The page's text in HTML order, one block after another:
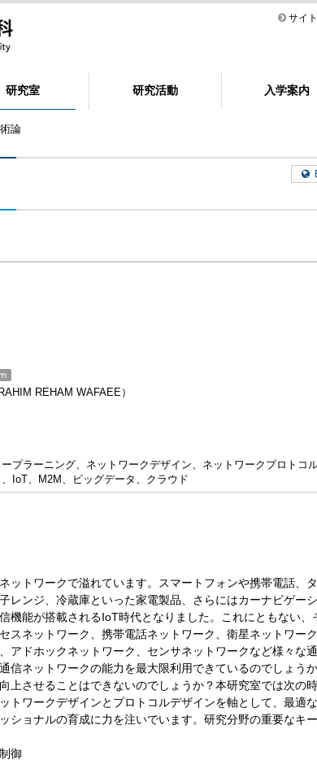
サイ
研究室 研究活動 入学案内
論
REHAM WAFAEE）
プラーニング、ネットワークデザイン、ネットワークプロトコル
IoT、M2M、ビッグデータ、クラウド
ットワークで溢れています。スマートフォンや携帯電話、
レンジ、冷蔵庫といった家電製品、さらにはカーナビゲー
機能が搭載されるIoT時代となりました。これにともない、
スネットワーク、携帯電話ネットワーク、衛星ネットワー
アドホックネットワーク、センサネットワークなど様々な
信ネットワークの能力を最大限利用できているのでしょう
上させることはできないのでしょうか？本研究室では次の
トワークデザインとプロトコルデザインを軸として、最適
ショナルの育成に力を注いでいます。研究分野の重要なキ
御